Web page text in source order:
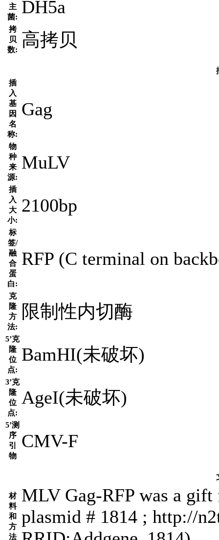
主
菌: DH5a
拷
贝
数: 高拷贝
插
入
基
因
名
称:
Gag
物
种
来
源:
MuLV
插
入
大
小:
2100bp
标
签/
融
合
蛋
白:
RFP (C terminal on
克
隆
方
法:
限制性内切酶
5’克
隆
位
点:
BamHI(未破坏)
3’克
隆
位
点:
AgeI(未破坏)
5’测
序
引
物
CMV-F
材
料
和
方
法
MLV Gag-RFP was a
plasmid # 1814 ; http://